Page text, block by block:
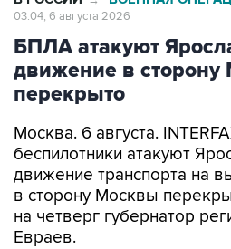
03:04, 6 августа 2026
БПЛА атакуют
движение в
перекрыто
Москва. 6 августа.
беспилотники атакуют
движение транспорта на
в сторону Москвы
на четверг губернатор
Евраев.